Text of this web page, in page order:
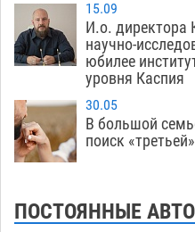
15.09
И.о. директора
научно-
юбилее
уровня Каспия
30.05
В большой
поиск
ПОСТОЯННЫЕ